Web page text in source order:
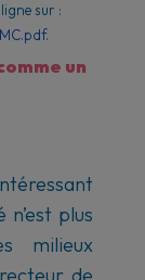
sur :
.
un
n’est plus
milieux
de